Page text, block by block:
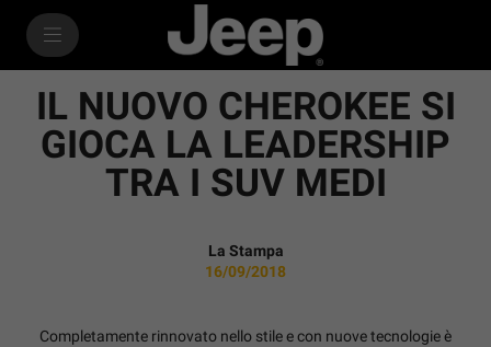
IL NUOVO CHEROKEE SI
GIOCA LA LEADERSHIP
TRA I SUV MEDI
La Stampa
16/09/2018
Completamente rinnovato nello stile e con nuove tecnologie è